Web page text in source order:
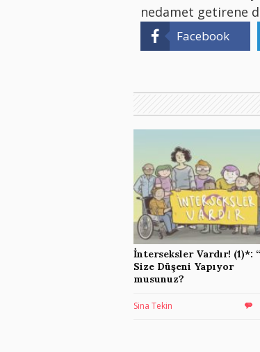
nedamet getirene
Facebook
İnterseksler Vardır! (1)*:
Size Düşeni Yapıyor
musunuz?
Sina Tekin